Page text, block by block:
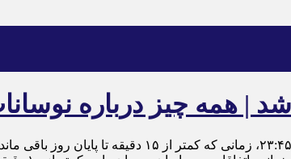
چیز درباره نوسانات
اگر وقت پیگیری همه اخبار را ندارید، فقط یک‌بار در روز به ما